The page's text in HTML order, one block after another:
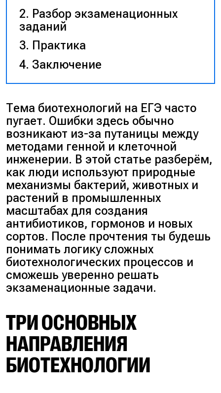
Разбор экзаменационных
заданий
Практика
Заключение
Тема биотехнологий на ЕГЭ часто
пугает. Ошибки здесь обычно
возникают из-за путаницы между
методами генной и клеточной
инженерии. В этой статье разберём,
как люди используют природные
механизмы бактерий, животных и
растений в промышленных
масштабах для создания
антибиотиков, гормонов и новых
сортов. После прочтения ты будешь
понимать логику сложных
биотехнологических процессов и
сможешь уверенно решать
экзаменационные задачи.
ТРИ ОСНОВНЫХ
НАПРАВЛЕНИЯ
БИОТЕХНОЛОГИИ